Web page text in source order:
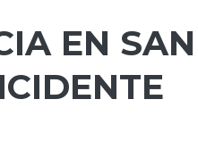
EN SAN